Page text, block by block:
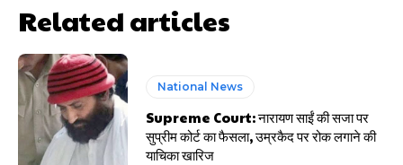
Related articles
National News
Supreme Court: नारायण साईं की सजा पर
सुप्रीम कोर्ट का फैसला, उम्रकैद पर रोक लगाने की
याचिका खारिज